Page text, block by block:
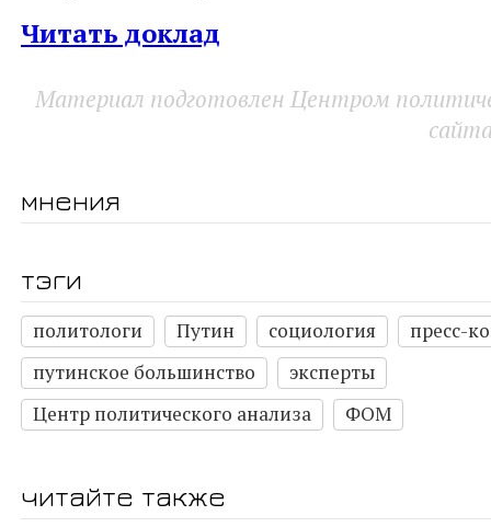
Читать доклад
Материал подготовлен Центром
мнения
тэги
политологи Путин социология
пресс-
путинское большинство
эксперты
Центр политического анализа
ФОМ
читайте также